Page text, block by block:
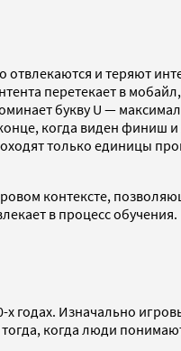
и теряют
перетекает в
букву U —
когда виден финиш и
только единицы
контексте,
в процесс обучения.
годах. Изначально
когда люди